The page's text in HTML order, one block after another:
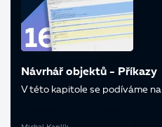
Návrhář objektů - Příkazy
V této kapitole se podíváme